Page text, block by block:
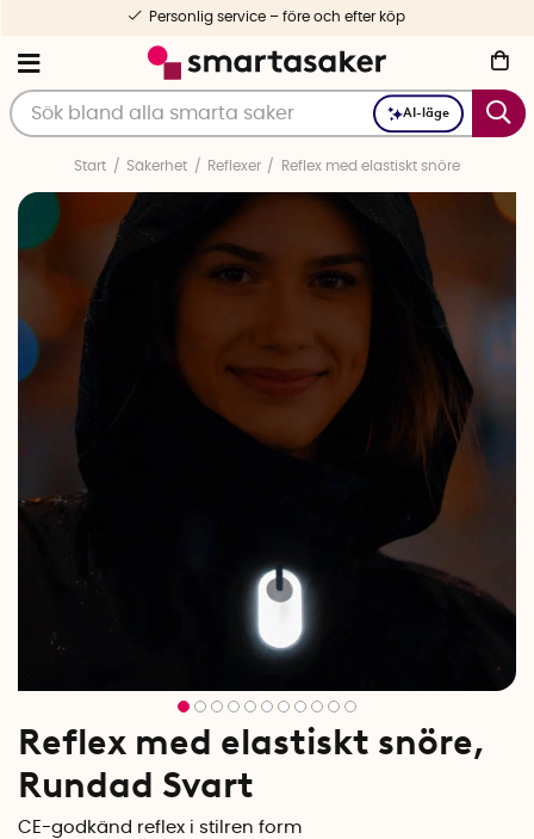
AI-läge
Personlig service – före och efter köp
Start Säkerhet Reflexer Reflex med elastiskt snöre
Reflex med elastiskt snöre,
Rundad Svart
CE-godkänd reflex i stilren form